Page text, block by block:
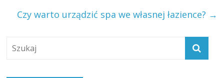
Czy warto urządzić spa we własnej łazience? →